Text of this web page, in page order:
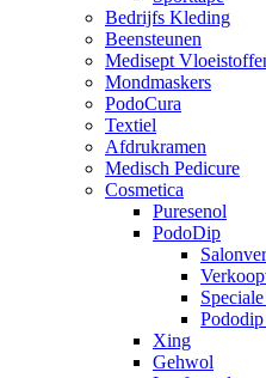
Bedrijfs Kleding
Beensteunen
Medisept
Mondmaskers
PodoCura
Textiel
Afdrukramen
Medisch Pedicure
Cosmetica
Puresenol
PodoDip
Xing
Gehwol